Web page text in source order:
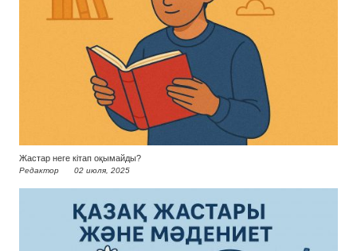
Жастар неге кітап оқымайды?
Редактор 02 июля, 2025